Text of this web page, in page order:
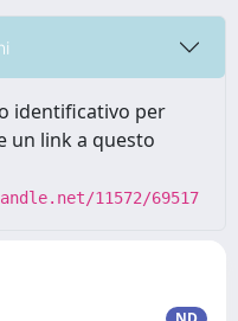
identificativo per
un link a questo
11572/69517